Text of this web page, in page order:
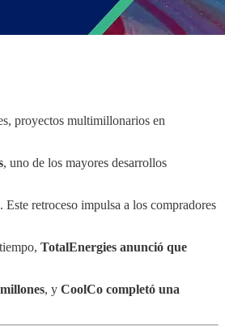
proyectos multimillonarios en
, uno de los mayores desarrollos
retroceso impulsa a los compradores
TotalEnergies anunció que
, y CoolCo completó una